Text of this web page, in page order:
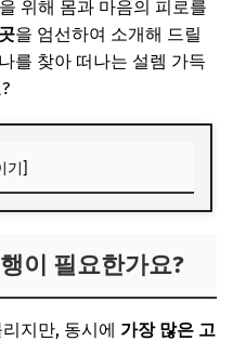
위해 몸과 마음의 피로를
을 엄선하여 소개해 드릴
를 찾아 떠나는 설렘 가득
기]
요한가요?
강원도 양양
이 필요한가요?
지만, 동시에 가장 많은 고